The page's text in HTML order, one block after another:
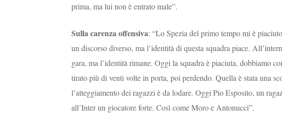
prima, ma lui non è entrato male”.
Sulla carenza offensiva: “Lo Spezia del primo tempo mi è
un discorso diverso, ma l’identità di questa squadra piace.
gara, ma l’identità rimane. Oggi la squadra è piaciuta, dobbiamo
tirato più di venti volte in porta, poi perdendo. Quella è stata una
l’atteggiamento dei ragazzi è da lodare. Oggi Pio Esposito, un
all’Inter un giocatore forte. Così come Moro e Antonucci”.